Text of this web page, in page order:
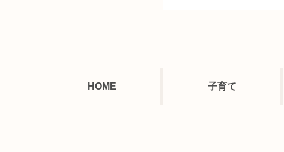
HOME 子育て